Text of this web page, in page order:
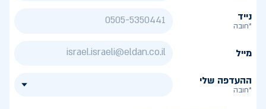
נייד
*חובה
מייל
ההעדפה שלי
*חובה